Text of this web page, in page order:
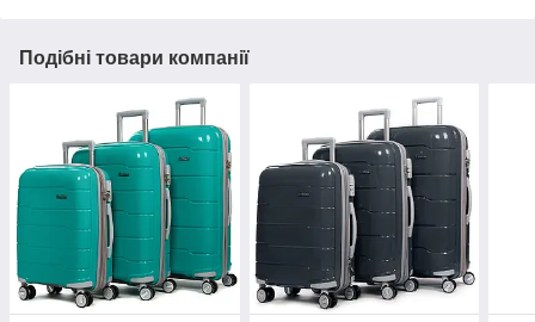
Подібні товари компанії